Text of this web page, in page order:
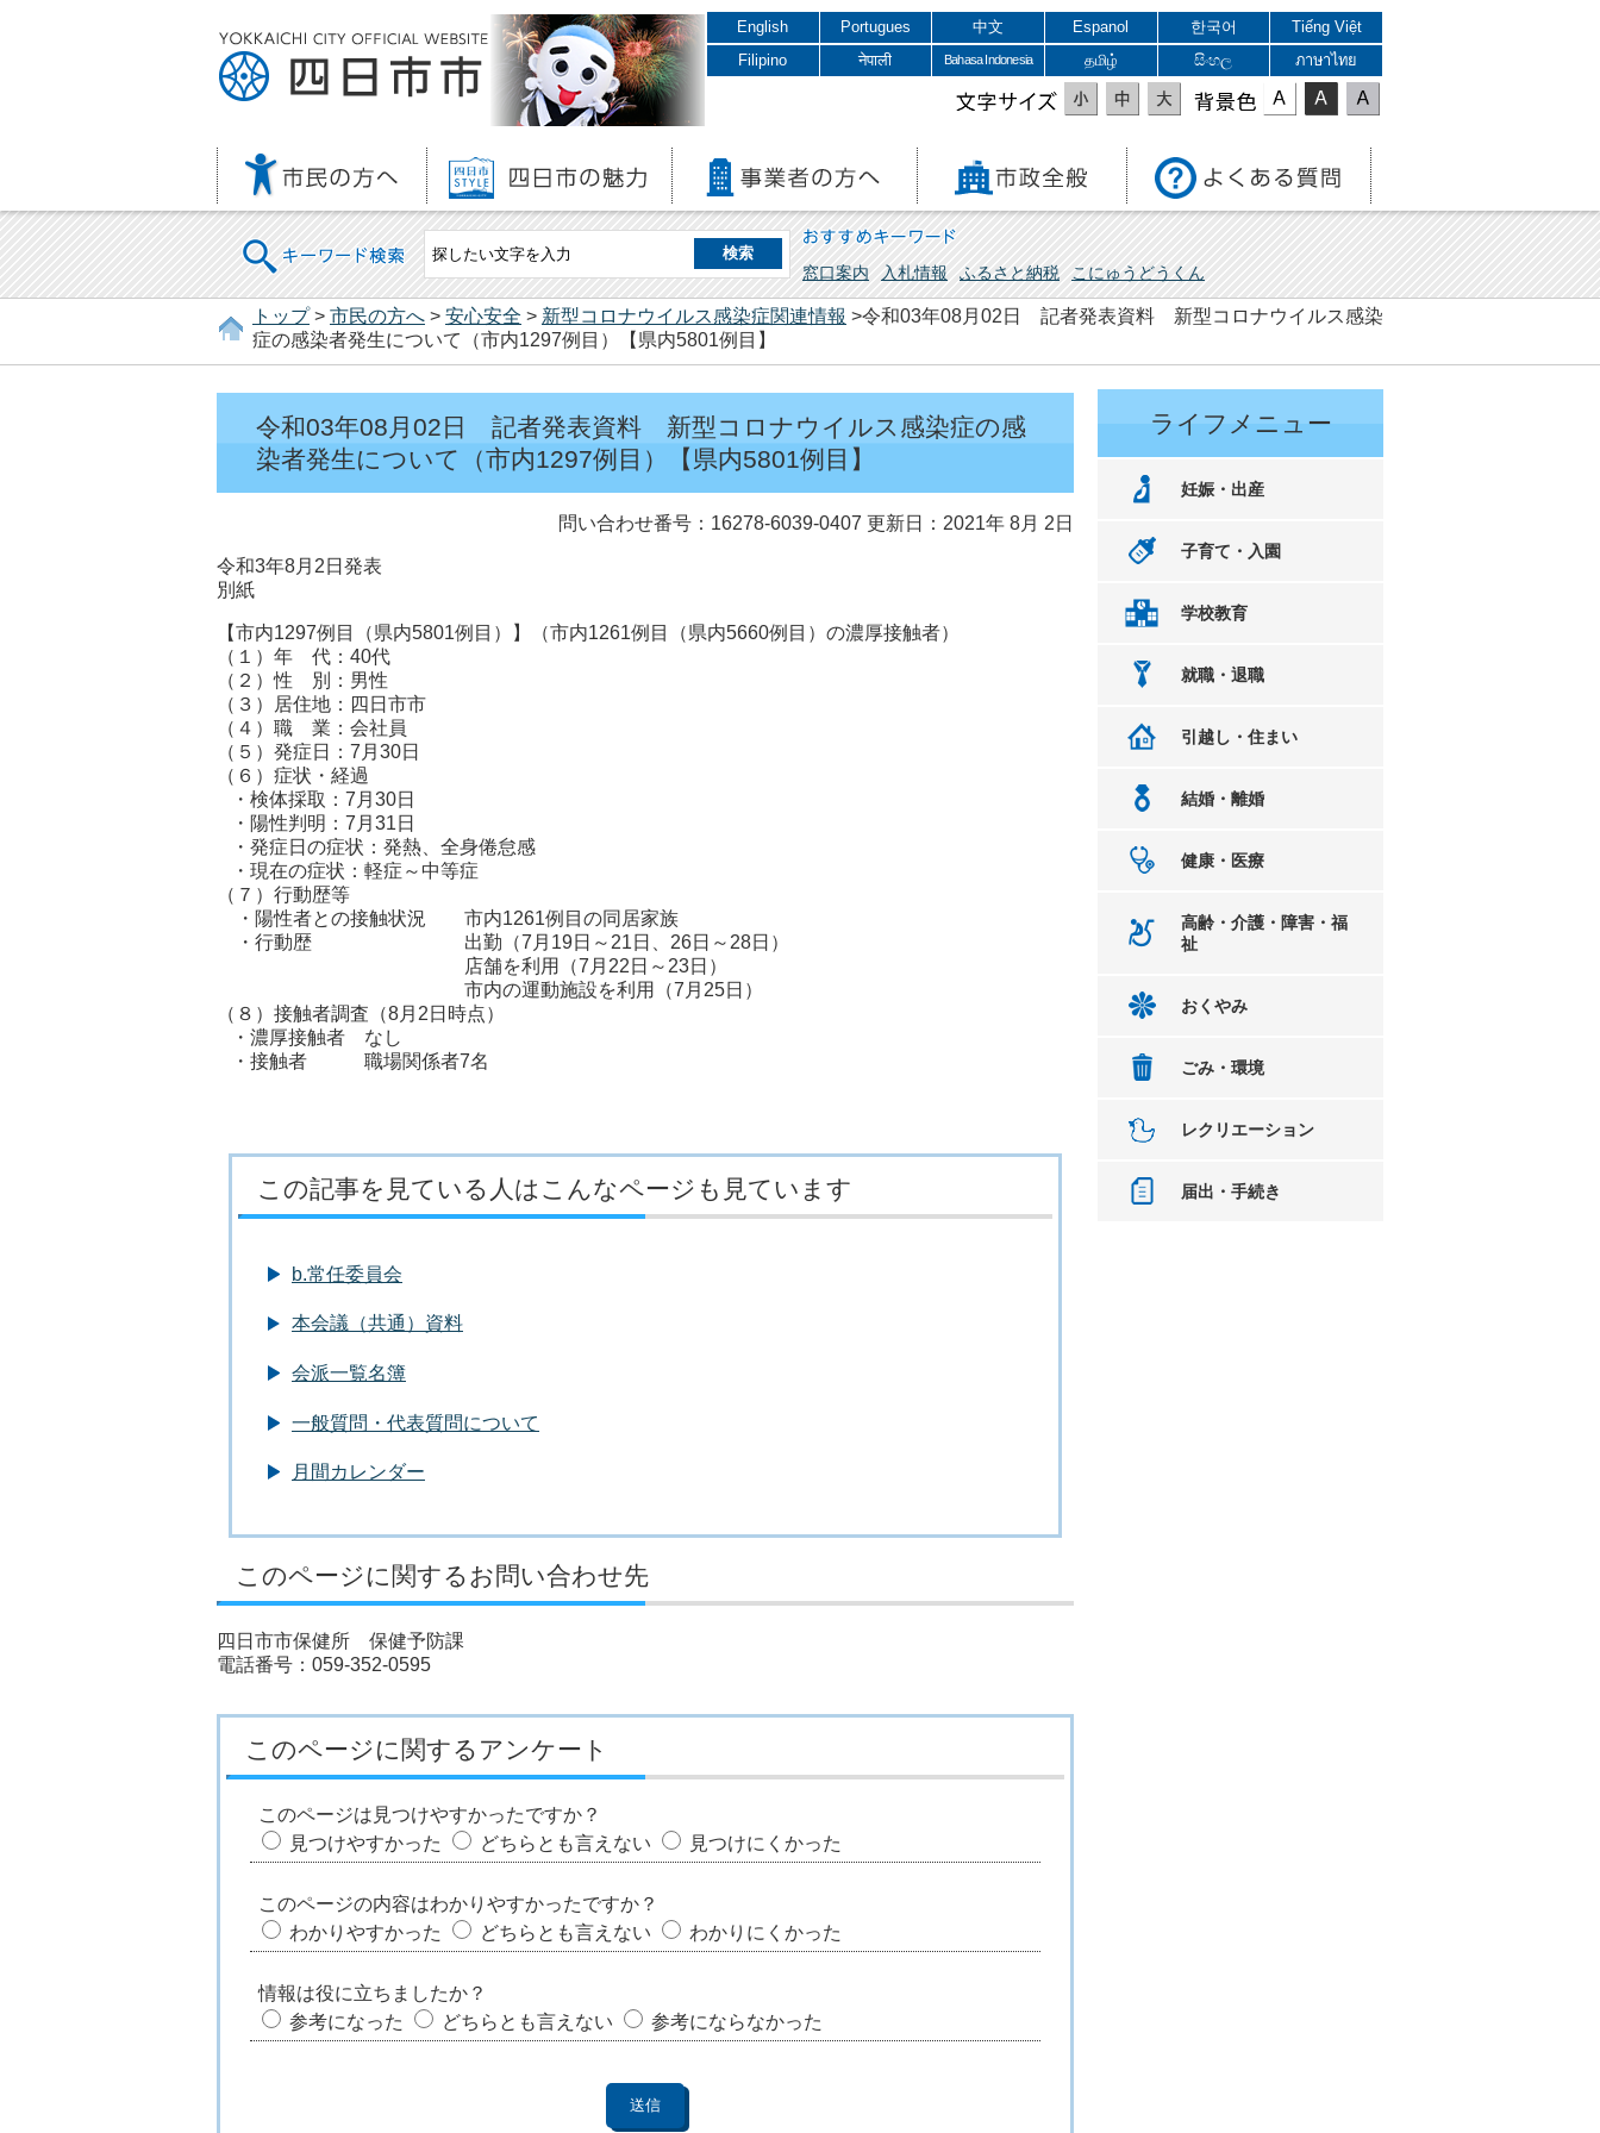
English Portugues 中文 Espanol 한국어
Tiếng Việt
Filipino
नेपाली Bahasa Indonesia தமிழ் සිංහල ภาษาไทย
文字サイズ 表示色
キーワード検索 おすすめキーワード
窓口案内 入札情報 ふるさと納税 こにゅうどうくん
トップ> 市民の方へ > 安心安全 > 新型コロナウイルス感染症関連情報 >令和03年08月02日 記者発表資料 新型コロナウイルス感染
症の感染者発生について（市内1297例目）【県内5801例目】
令和03年08月02日 記者発表資料 新型コロナウイルス感染症の感
染者発生について（市内1297例目）【県内5801例目】
問い合わせ番号：16278-6039-0407 更新日：2021年 8月 2日
令和3年8月2日発表
別紙
【市内1297例目（県内5801例目）】（市内1261例目（県内5660例目）の濃厚接触者）
（１）年 代：40代
（２）性 別：男性
（３）居住地：四日市市
（４）職 業：会社員
（５）発症日：7月30日
（６）症状・経過
・検体採取：7月30日
・陽性判明：7月31日
・発症日の症状：発熱、全身倦怠感
・現在の症状：軽症～中等症
（７）行動歴等
・陽性者との接触状況 市内1261例目の同居家族
・行動歴 出勤（7月19日～21日、26日～28日）
店舗を利用（7月22日～23日）
市内の運動施設を利用（7月25日）
（８）接触者調査（8月2日時点）
・濃厚接触者 なし
・接触者 職場関係者7名
この記事を見ている人はこんなページも見ています
b.常任委員会
本会議（共通）資料
会派一覧名簿
一般質問・代表質問について
月間カレンダー
このページに関するお問い合わせ先
四日市市保健所 保健予防課
電話番号：059-352-0595
このページに関するアンケート
このページは見つけやすかったですか？
見つけやすかった
どちらとも言えない 見つけにくかった
このページの内容はわかりやすかったですか？
わかりやすかった
どちらとも言えない わかりにくかった
情報は役に立ちましたか？
参考になった
どちらとも言えない 参考にならなかった
ライフメニュー
妊娠・出産
子育て・入園
学校教育
就職・退職
引越し・住まい
結婚・離婚
健康・医療
高齢・介護・障害・福
祉
おくやみ
ごみ・環境
レクリエーション
届出・手続き